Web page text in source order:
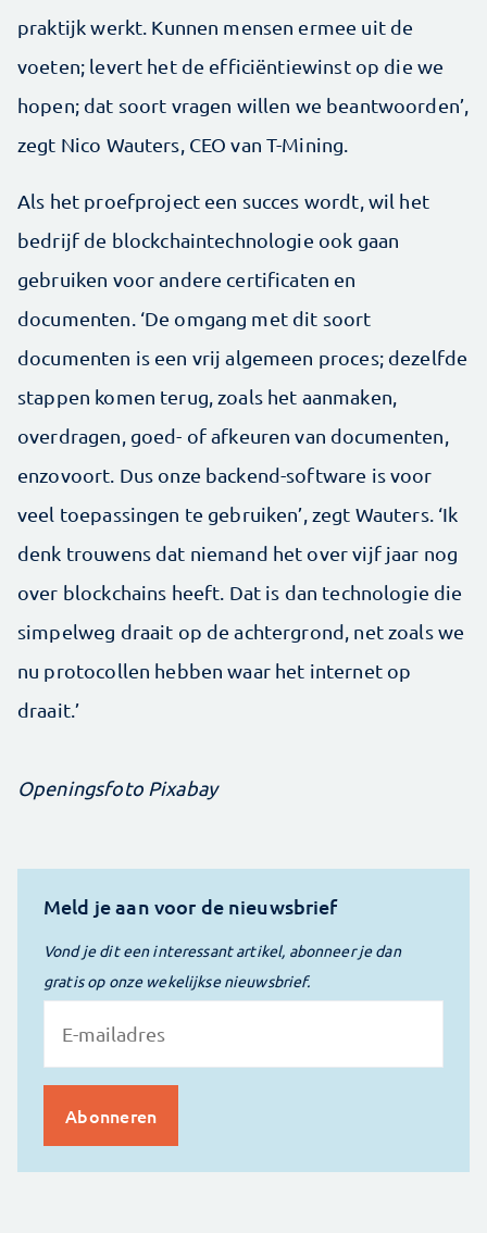
praktijk werkt. Kunnen mensen ermee uit de
voeten; levert het de efficiëntiewinst op die we
hopen; dat soort vragen willen we beantwoorden’,
zegt Nico Wauters, CEO van T-Mining.
Als het proefproject een succes wordt, wil het
bedrijf de blockchaintechnologie ook gaan
gebruiken voor andere certificaten en
documenten. ‘De omgang met dit soort
documenten is een vrij algemeen proces; dezelfde
stappen komen terug, zoals het aanmaken,
overdragen, goed- of afkeuren van documenten,
enzovoort. Dus onze backend-software is voor
veel toepassingen te gebruiken’, zegt Wauters. ‘Ik
denk trouwens dat niemand het over vijf jaar nog
over blockchains heeft. Dat is dan technologie die
simpelweg draait op de achtergrond, net zoals we
nu protocollen hebben waar het internet op
draait.’
Openingsfoto Pixabay
Meld je aan voor de nieuwsbrief
Vond je dit een interessant artikel, abonneer je dan
gratis op onze wekelijkse nieuwsbrief.